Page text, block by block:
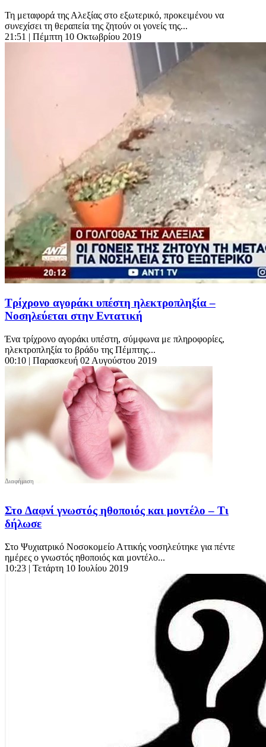
Τη μεταφορά της Αλεξίας στο εξωτερικό, προκειμένου να
συνεχίσει τη θεραπεία της ζητούν οι γονείς της...
21:51 | Πέμπτη 10 Οκτωβρίου 2019
Τρίχρονο αγοράκι υπέστη ηλεκτροπληξία –
Νοσηλεύεται στην Εντατική
Ένα τρίχρονο αγοράκι υπέστη, σύμφωνα με πληροφορίες,
ηλεκτροπληξία το βράδυ της Πέμπτης...
00:10 | Παρασκευή 02 Αυγούστου 2019
Στο Δαφνί γνωστός ηθοποιός και μοντέλο – Τι
δήλωσε
Στο Ψυχιατρικό Νοσοκομείο Αττικής νοσηλεύτηκε για πέντε
ημέρες ο γνωστός ηθοποιός και μοντέλο...
10:23 | Τετάρτη 10 Ιουλίου 2019